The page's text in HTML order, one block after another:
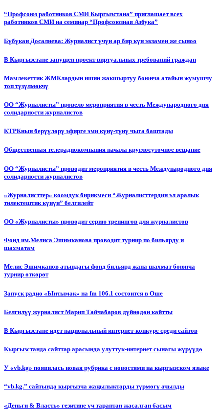
“Профсоюз работников СМИ Кыргызстана” приглашает всех
работников СМИ на семинар “Профсоюзная Азбука”
Бүбүкан Досалиева: Журналист үчүн ар бир күн экзамен же сыноо
В Кыргызстане запущен проект виртуальных требований граждан
Мамлекеттик ЖМКлардын ишин жакшыртуу боюнча атайын жумушчу
топ түзүлмөкчү
ОО “Журналисты” провело мероприятия в честь Международного дня
солидарности журналистов
КТРКнын берүүлөрү эфирге эми күнү-түнү чыга баштады
Общественная телерадиокомпания начала круглосуточное вещание
ОО “Журналисты” проводит мероприятия в честь Международного дня
солидарности журналистов
«Журналисттер» коомдук бирикмеси “Журналисттердин эл аралык
тилектештик күнүн” белгилейт
ОО «Журналисты» проводит серию тренингов для журналистов
Фонд им.Мелиса Эшимканова проводит турнир по бильярду и
шахматам
Мелис Эшимканов атындагы фонд бильярд жана шахмат боюнча
турнир өткөрөт
Запуск радио «Ынтымак» на fm 106.1 состоится в Оше
Белгилүү журналист Марип Тайчабаров дүйнөдөн кайтты
В Кыргызстане идет национальный интернет-конкурс среди сайтов
Кыргызстанда сайттар арасында улуттук-интернет сынагы жүрүүдө
У «vb.kg» появилась новая рубрика с новостями на кыргызском языке
“vb.kg.” сайтында кыргызча жаңылыктарды түрмөгү ачылды
«Деньги & Власть» гезитине үч тараптан жасалган басым